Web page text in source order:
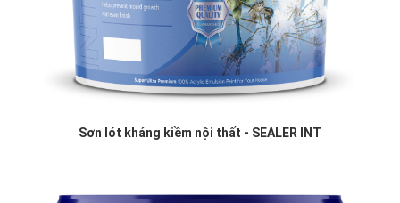
Sơn lót kháng kiềm nội thất - SEALER INT